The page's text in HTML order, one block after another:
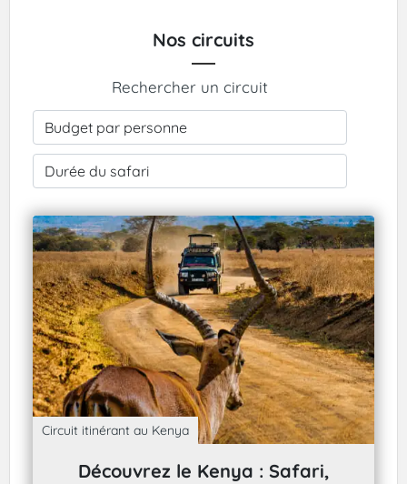
Nos circuits
Rechercher un circuit
Circuit itinérant au Kenya
Découvrez le Kenya : Safari,